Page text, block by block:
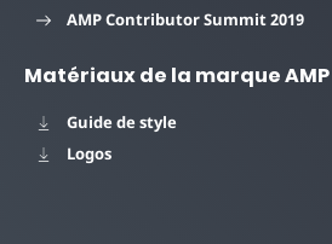
AMP Contributor Summit 2019
Matériaux de la marque AMP
Guide de style
Logos